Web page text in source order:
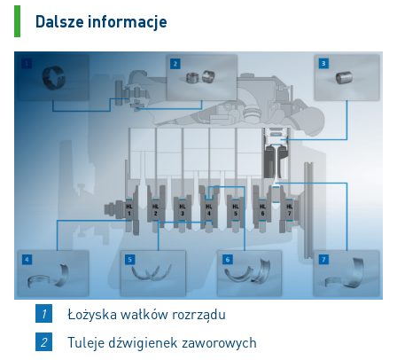
Dalsze informacje
Łożyska wałków rozrządu
Tuleje dźwigienek zaworowych